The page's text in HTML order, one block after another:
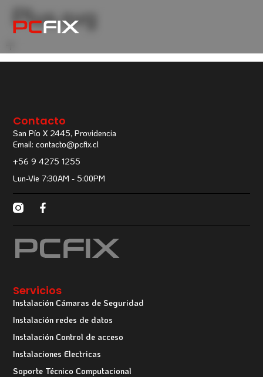
Plus.svg
Servicios
Instalación Cámaras de Seguridad
Instalación redes de datos
Instalación Control de acceso
Instalaciones Electricas
Soporte Técnico Computacional
Contacto
San Pío X 2445, Providencia
Email: contacto@pcfix.cl
+56 9 4275 1255
Lun-Vie 7:30AM - 5:00PM